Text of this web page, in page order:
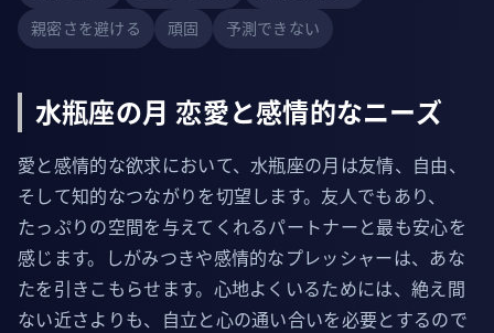
親密さを避ける
頑固 予測できない
水瓶座の月 恋愛と感情的なニーズ
愛と感情的な欲求において、水瓶座の月は友情、自由、
そして知的なつながりを切望します。友人でもあり、
たっぷりの空間を与えてくれるパートナーと最も安心を
感じます。しがみつきや感情的なプレッシャーは、あな
たを引きこもらせます。心地よくいるためには、絶え間
ない近さよりも、自立と心の通い合いを必要とするので